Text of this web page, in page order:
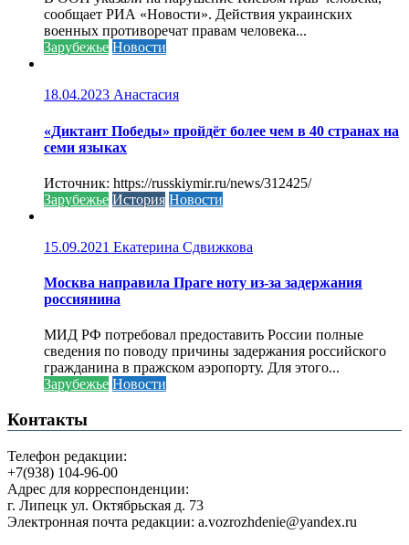
сообщает РИА «Новости». Действия украинских
военных противоречат правам человека...
Зарубежье Новости
18.04.2023 Анастасия
«Диктант Победы» пройдёт более чем в 40 странах на
семи языках
Источник: https://russkiymir.ru/news/312425/
Зарубежье История Новости
15.09.2021 Екатерина Сдвижкова
Москва направила Праге ноту из-за задержания
россиянина
МИД РФ потребовал предоставить России полные
сведения по поводу причины задержания российского
гражданина в пражском аэропорту. Для этого...
Зарубежье Новости
Контакты
Телефон редакции:
+7(938) 104-96-00
Адрес для корреспонденции:
г. Липецк ул. Октябрьская д. 73
Электронная почта редакции: a.vozrozhdenie@yandex.ru